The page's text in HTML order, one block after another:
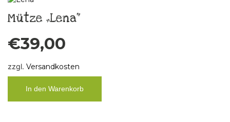
Mütze „Lena“
€39,00
zzgl. Versandkosten
In den Warenkorb